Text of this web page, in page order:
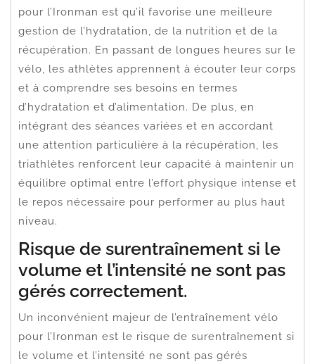
pour l’Ironman est qu’il favorise une meilleure
gestion de l’hydratation, de la nutrition et de la
récupération. En passant de longues heures sur le
vélo, les athlètes apprennent à écouter leur corps
et à comprendre ses besoins en termes
d’hydratation et d’alimentation. De plus, en
intégrant des séances variées et en accordant
une attention particulière à la récupération, les
triathlètes renforcent leur capacité à maintenir un
équilibre optimal entre l’effort physique intense et
le repos nécessaire pour performer au plus haut
niveau.
Risque de surentraînement si le
volume et l’intensité ne sont pas
gérés correctement.
Un inconvénient majeur de l’entraînement vélo
pour l’Ironman est le risque de surentraînement si
le volume et l’intensité ne sont pas gérés